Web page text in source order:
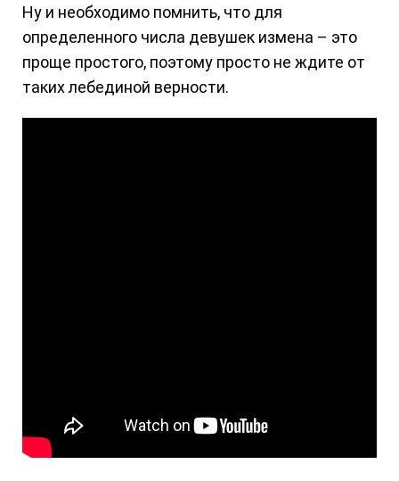
Ну и необходимо помнить, что для
определенного числа девушек измена – это
проще простого, поэтому просто не ждите от
таких лебединой верности.